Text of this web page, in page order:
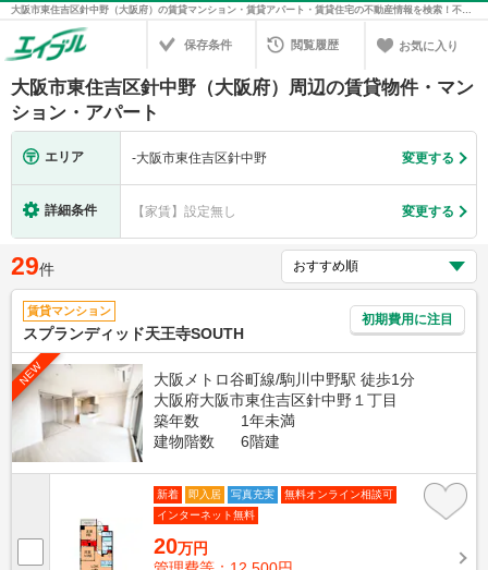
大阪市東住吉区針中野（大阪府）の賃貸マンション・賃貸アパート・賃貸住宅の不動産情報を検索！不動産賃貸の物件探しは、お部屋探しのエイブル
保存条件 閲覧履歴 お気に入り
大阪市東住吉区針中野（大阪府）周辺の賃貸物件・マン
ション・アパート
エリア -大阪市東住吉区針中野 変更する
詳細条件 【家賃】設定無し 変更する
29件
賃貸マンション
スプランディッド天王寺SOUTH
初期費用に注目
NEW
大阪メトロ谷町線/駒川中野駅 徒歩1分
大阪府大阪市東住吉区針中野１丁目
築年数
1年未満
建物階数
6階建
新着 即入居 写真充実
無料オンライン相談可
インターネット無料
20万円